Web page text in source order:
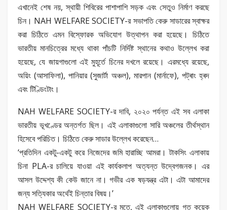
এখানেই শেষ নয়, স্থায়ী শিবিরের পাশাপাশি সড়ক এবং সেতুও নির্মাণ করছে
চিন। NAH WELFARE SOCIETY-র সভাপতি কেরু সাডারের স্বাক্ষর
করা চিঠিতে এমন বিস্ফোরক অভিযোগ উত্থাপন করা হয়েছে। চিঠিতে
ভারতীয় মানচিত্রের মধ্যে থাকা পাঁচটি নির্দিষ্ট স্থানের কথাও উল্লেখ করা
হয়েছে, যে জায়গাগুলো এই মুহূর্তে চিনের দখলে রয়েছে। এরমধ্যে রয়েছে,
অয়িং (আসাফিলা), পানিয়ার (সুজাৰ্টা অঞ্চল), মারপান (মাৰ্নাফে), পট্ৰাং হ্ৰদ
এবং টিণ্ডিংটাং।
NAH WELFARE SOCIETY-র দাবি, ২০২০ পর্যন্ত এই সব এলাকা
ভারতীয় ভূখণ্ডের অন্তর্গত ছিল। এই এলাকাগুলো সারি অঞ্চলের তীর্থস্থান
হিসেবে পরিচিত। চিঠিতে কেরু সাডার উল্লেখ করেছেন…
‘প্রতিদিন একটু-একটু করে নিজেদের জমি হারাচ্ছি আমরা। টাকসিং এলাকায়
চিনা PLA-র চালিয়ে যাওয়া এই কার্যকলাপ অত্যন্ত উদ্বেগজনক। এর
আসল উদ্দেশ্য কী কেউ জানে না। গভীর এক ষড়যন্ত্র এটা। এটা আমাদের
জন্য সত্যিকার অর্থেই চিন্তার বিষয়।’
NAH WELFARE SOCIETY-র মতে, এই এলাকাগুলোয় গত কয়েক